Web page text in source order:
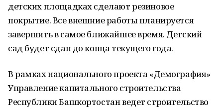
детских площадках сделают резиновое
покрытие. Все внешние работы планируется
завершить в самое ближайшее время. Детский
сад будет сдан до конца текущего года.
В рамках национального проекта «Демография»
Управление капитального строительства
Республики Башкортостан ведет строительство